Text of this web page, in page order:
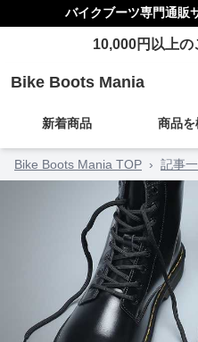
バイクブーツ専門通販
10,000円以上の
Bike Boots Mania
新着商品 商品を
Bike Boots Mania TOP › 記事